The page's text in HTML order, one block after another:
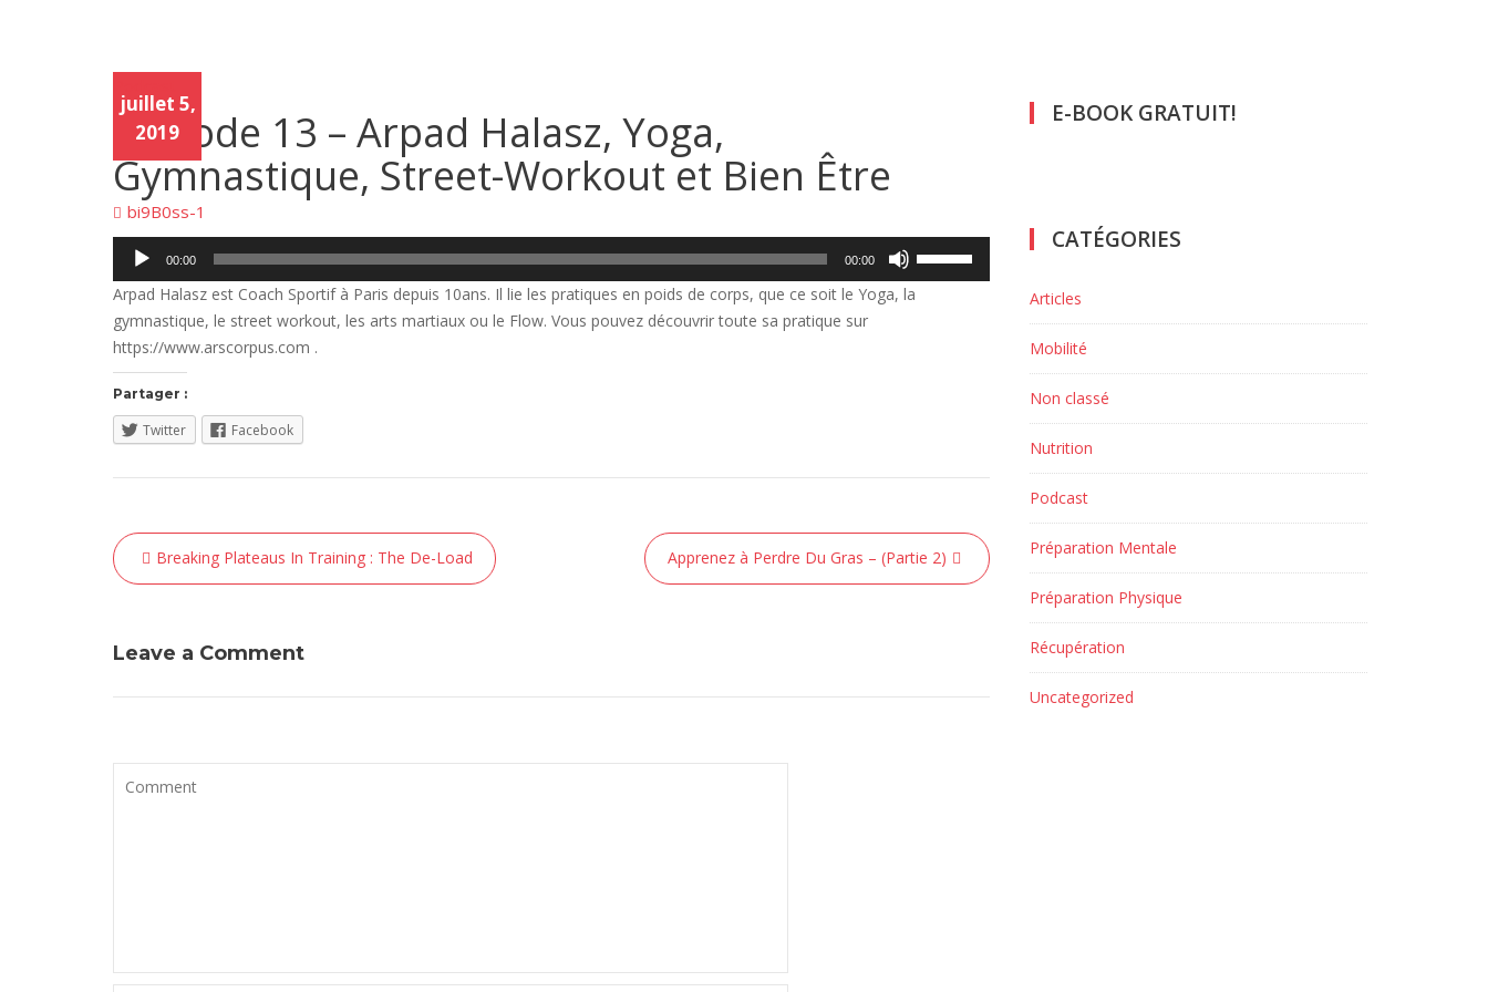
Podc
ast
juillet 5,
2019
Episode 13 – Arpad Halasz, Yoga,
Gymnastique, Street-Workout et Bien Être
bi9B0ss-1
Lecteur
00:00 00:00
Arpad Halasz est Coach Sportif à Paris depuis 10ans. Il lie les pratiques en poids de corps, que ce soit le Yoga, la
gymnastique, le street workout, les arts martiaux ou le Flow. Vous pouvez découvrir toute sa pratique sur
https://www.arscorpus.com .
Partager :
Twitter Facebook
Navigation
de
Breaking Plateaus In Training : The De-Load Apprenez à Perdre Du Gras – (Partie 2)
Leave a Comment
E-BOOK GRATUIT!
CATÉGORIES
Articles
Mobilité
Non classé
Nutrition
Podcast
Préparation Mentale
Préparation Physique
Récupération
Uncategorized